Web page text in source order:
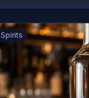
Spirits